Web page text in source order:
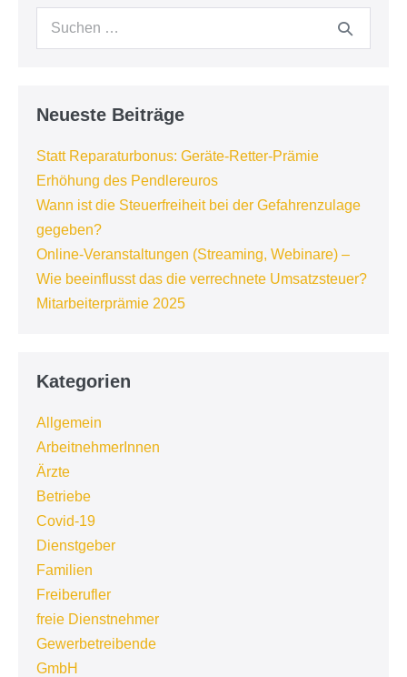
Suchen
Neueste Beiträge
Statt Reparaturbonus: Geräte-Retter-Prämie
Erhöhung des Pendlereuros
Wann ist die Steuerfreiheit bei der Gefahrenzulage
gegeben?
Online-Veranstaltungen (Streaming, Webinare) –
Wie beeinflusst das die verrechnete Umsatzsteuer?
Mitarbeiterprämie 2025
Kategorien
Allgemein
ArbeitnehmerInnen
Ärzte
Betriebe
Covid-19
Dienstgeber
Familien
Freiberufler
freie Dienstnehmer
Gewerbetreibende
GmbH